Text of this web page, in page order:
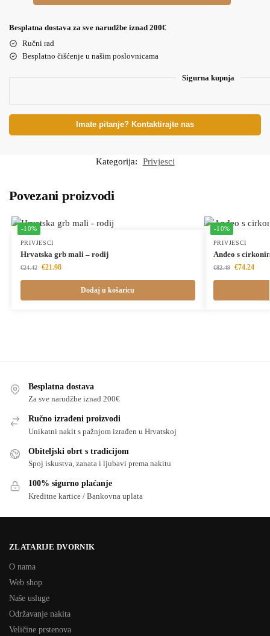
Besplatna dostava za sve narudžbe iznad 200€
Ručni rad
Besplatno čišćenje u našim poslovnicama
Sigurna kupnja
Imate pitanje? Kontaktirajte nas
Kategorija: Privjesci
Povezani proizvodi
-10%
PRIVJESCI
Hrvatska grb mali – rodij
€24.42 €21.98
Dodaj u košaricu
-10%
PRIVJESCI
Anđeo s
€82.49 €74.24
Besplatna dostava
Za sve narudžbe iznad 200€
Ručno izrađeni proizvodi
Unikatni nakit s pažnjom izrađen u Hrvatskoj
Obiteljski obrt s tradicijom
Spoj iskustva, zanata i ljubavi prema nakitu
100% sigurno plaćanje
Kreditne kartice / Bankovna uplata
ZLATARIJE DVORNIK
O nama
Web shop
Naše usluge
Održavanje nakita
Veličine prstenova